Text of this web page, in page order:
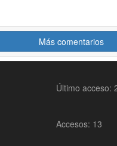
Más comentarios
Último acceso:
Accesos: 13